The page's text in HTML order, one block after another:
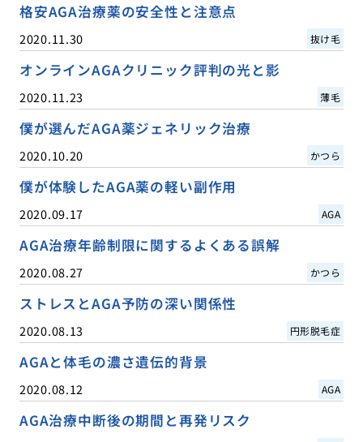
格安AGA治療薬の安全性と注意点
2020.11.30 抜け毛
オンラインAGAクリニック評判の光と影
2020.11.23 薄毛
僕が選んだAGA薬ジェネリック治療
2020.10.20 かつら
僕が体験したAGA薬の軽い副作用
2020.09.17 AGA
AGA治療年齢制限に関するよくある誤解
2020.08.27 かつら
ストレスとAGA予防の深い関係性
2020.08.13 円形脱毛症
AGAと体毛の濃さ遺伝的背景
2020.08.12 AGA
AGA治療中断後の期間と再発リスク